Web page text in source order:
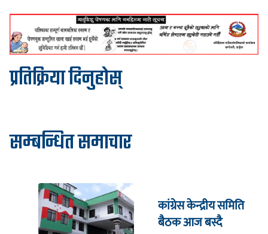
प्रतिक्रिया दिनुहोस्
सम्बन्धित समाचार
कांग्रेस केन्द्रीय समिति
बैठक आज बस्दै